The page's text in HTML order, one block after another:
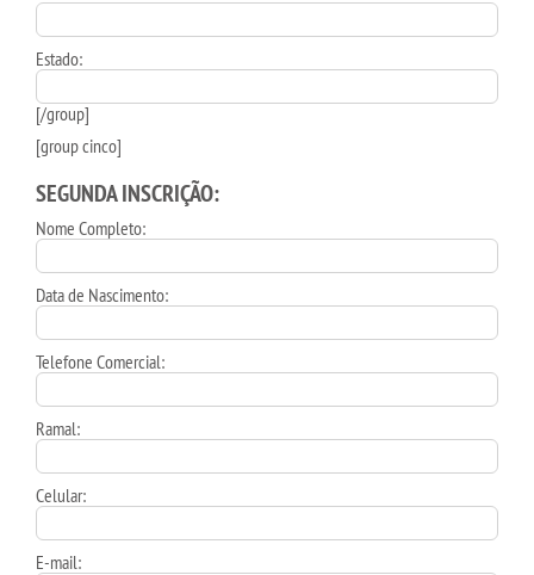
Estado:
[/group]
[group cinco]
SEGUNDA INSCRIÇÃO:
Nome Completo:
Data de Nascimento:
Telefone Comercial:
Ramal:
Celular:
E-mail: